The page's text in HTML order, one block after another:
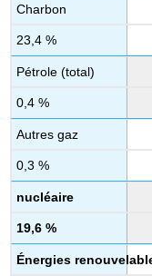
Charbon
23,4 %
Pétrole (total)
0,4 %
Autres gaz
0,3 %
nucléaire
19,6 %
Énergies